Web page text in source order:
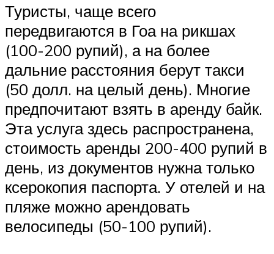
Туристы, чаще всего
передвигаются в Гоа на рикшах
(100-200 рупий), а на более
дальние расстояния берут такси
(50 долл. на целый день). Многие
предпочитают взять в аренду байк.
Эта услуга здесь распространена,
стоимость аренды 200-400 рупий в
день, из документов нужна только
ксерокопия паспорта. У отелей и на
пляже можно арендовать
велосипеды (50-100 рупий).